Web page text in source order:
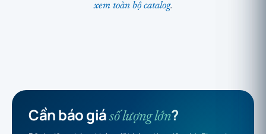
xem toàn bộ catalog.
Cần báo giásố lượng lớn?